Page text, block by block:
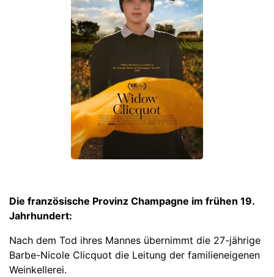
Die französische Provinz Champagne im frühen 19.
Jahrhundert:
Nach dem Tod ihres Mannes übernimmt die 27-jährige
Barbe-Nicole Clicquot die Leitung der familieneigenen
Weinkellerei.